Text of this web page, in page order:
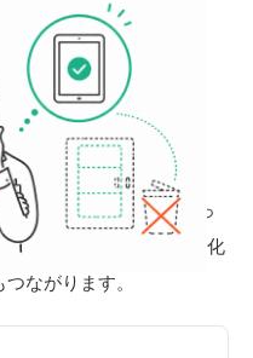
庫スペース──積み重なっ
ニック業務のデジタル化
ながります。